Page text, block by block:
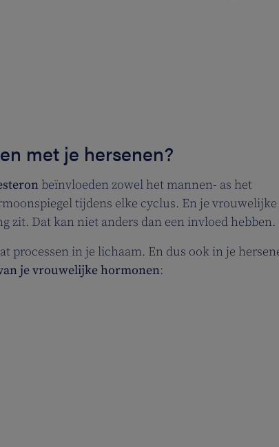
met je hersenen?
beïnvloeden zowel het mannen- as het
tijdens elke cyclus. En je vrouwelijke
zit. Dat kan niet anders dan een invloed hebben.
processen in je lichaam. En dus ook in je
je vrouwelijke hormonen: